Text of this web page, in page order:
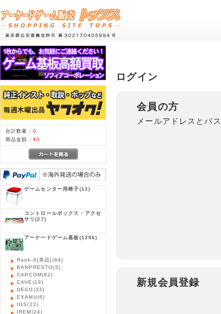
合計数量： 0
商品金額： ¥0
ゲームセンター用椅子(12)
コントロールボックス・アクセ
サリ(27)
アーケードゲーム基板 (1296)
Rank-A[美品] (84)
BANPRESTO(5)
CAPCOM(82)
CAVE (19)
DECO(33)
EXAMU(6)
IGS(22)
IREM(24)
ログイン
会員の方
メールアドレスとパ
新規会員登録